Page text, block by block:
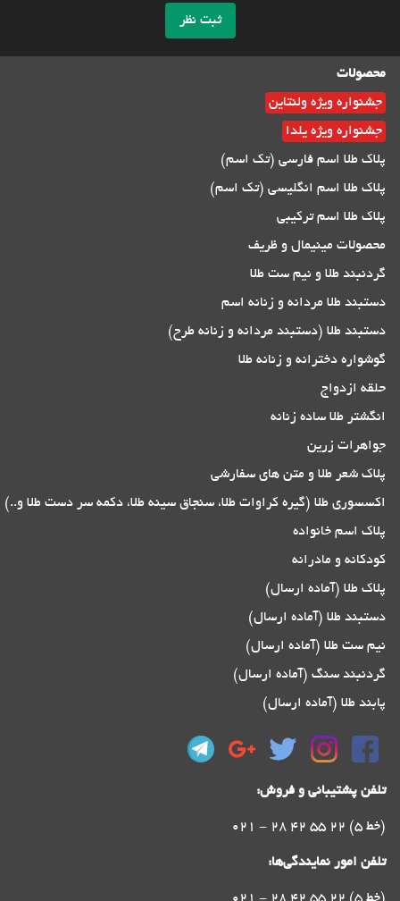
ثبت نظر
محصولات
جشنواره ویژه ولنتاین
جشنواره ویژه یلدا
پلاک طلا اسم فارسی (تک اسم)
پلاک طلا اسم انگلیسی (تک اسم)
پلاک طلا اسم ترکیبی
محصولات مینیمال و ظریف
گردنبند طلا و نیم ست طلا
دستبند طلا مردانه و زنانه اسم
دستبند طلا (دستبند مردانه و زنانه طرح)
گوشواره دخترانه و زنانه طلا
حلقه ازدواج
انگشتر طلا ساده زنانه
جواهرات زرین
پلاک شعر طلا و متن های سفارشی
اکسسوری طلا (گیره کراوات طلا، سنجاق سینه طلا، دکمه سر دست طلا و..)
پلاک اسم خانواده
کودکانه و مادرانه
پلاک طلا (آماده ارسال)
دستبند طلا (آماده ارسال)
نیم ست طلا (آماده ارسال)
گردنبند سنگ (آماده ارسال)
پابند طلا (آماده ارسال)
تلفن پشتیبانی و فروش:
021 - 28 42 55 22 (5 خط)
تلفن امور نمایندگی‌ها: